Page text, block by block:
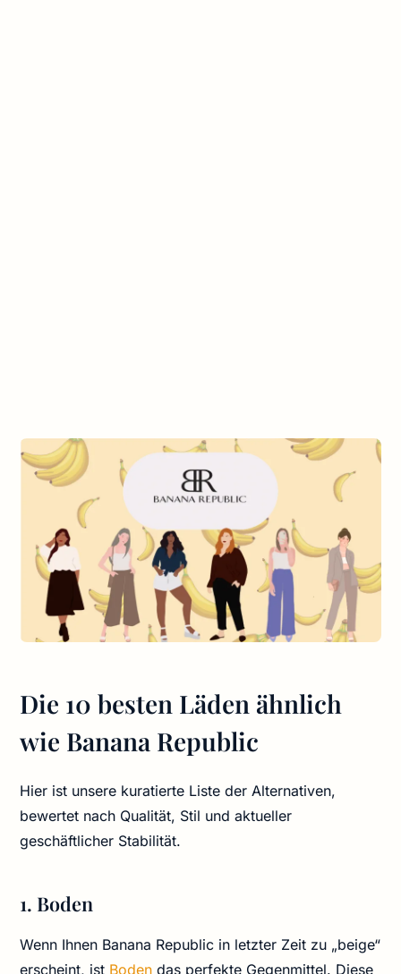
Die 10 besten Läden ähnlich
wie Banana Republic
Hier ist unsere kuratierte Liste der Alternativen,
bewertet nach Qualität, Stil und aktueller
geschäftlicher Stabilität.
1. Boden
Wenn Ihnen Banana Republic in letzter Zeit zu „beige“
erscheint, ist Boden das perfekte Gegenmittel. Diese